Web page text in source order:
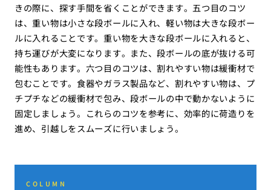
きの際に、探す手間を省くことができます。五つ目のコツ
は、重い物は小さな段ボールに入れ、軽い物は大きな段ボー
ルに入れることです。重い物を大きな段ボールに入れると、
持ち運びが大変になります。また、段ボールの底が抜ける可
能性もあります。六つ目のコツは、割れやすい物は緩衝材で
包むことです。食器やガラス製品など、割れやすい物は、プ
チプチなどの緩衝材で包み、段ボールの中で動かないように
固定しましょう。これらのコツを参考に、効率的に荷造りを
進め、引越しをスムーズに行いましょう。
COLUMN